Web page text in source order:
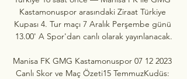
Kastamonuspor arasındaki Ziraat Türkiye
Kupası 4. Tur maçı 7 Aralık Perşembe günü
13.00' A Spor'dan canlı olarak yayınlanacak.
Manisa FK GMG Kastamonuspor 07 12 2023
Canlı Skor ve Maç Özeti15 TemmuzKudüs: